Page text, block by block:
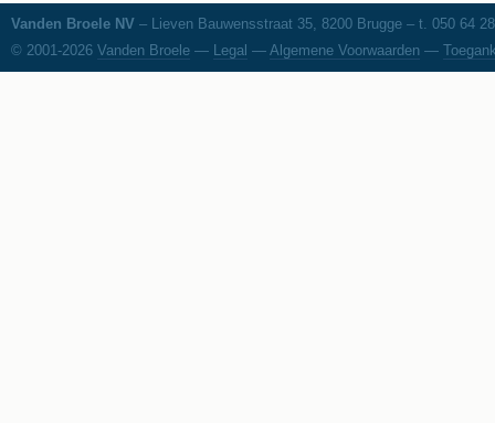
Vanden Broele NV – Lieven Bauwensstraat 35, 8200 Brugge – t. 050 64
© 2001-2026 Vanden Broele — Legal — Algemene Voorwaarden —